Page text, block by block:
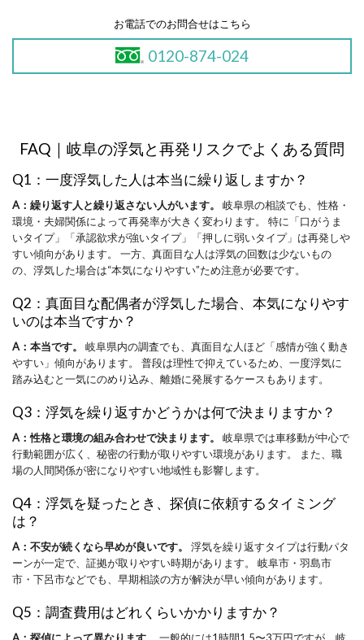
お電話でのお問合せはこちら
0120-874-024
FAQ ｜ 岐阜の浮気と再発リスクでよくある質問
Q1：一度浮気した人は本当に繰り返しますか？
A：繰り返す人と繰り返さない人がいます。
岐阜県の相談でも、性格・
環境・夫婦関係によって再発率が大きく変わります。 特に「口がうま
いタイプ」「承認欲求が強いタイプ」「押しに弱いタイプ」は再発しや
すい傾向があります。 一方、真面目な人は浮気の回数は少ないもの
の、浮気した場合は“本気になりやすい”ため注意が必要です。
Q2：真面目な配偶者が浮気した場合、本気になりやす
いのは本当ですか？
A：本当です。
岐阜県内の調査でも、真面目な人ほど「感情が強く動き
やすい」傾向があります。 普段は理性で抑えているため、一度浮気に
踏み込むと一気にのめり込み、離婚に発展するケースもあります。
Q3：浮気を繰り返すかどうかは何で決まりますか？
A：性格と環境の組み合わせで決まります。
岐阜県では車移動が中心で
行動範囲が広く、秘密の行動が取りやすい環境があります。 また、職
場の人間関係が密になりやすい地域性も影響します。
Q4：浮気を疑ったとき、探偵に依頼するタイミング
は？
A：不安が続くなら早めが良いです。
浮気を繰り返すタイプは行動パタ
ーンが一定で、証拠が取りやすい時期があります。 岐阜市・羽島市
市・下呂市などでも、早期相談の方が解決が早い傾向があります。
Q5：調査費用はどれくらいかかりますか？